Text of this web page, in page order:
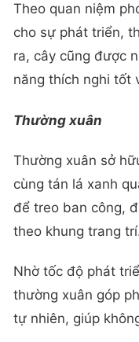
Theo quan niệm
cho sự phát triển,
ra, cây cũng được
năng thích nghi tốt
Thường xuân
Thường xuân sở
cùng tán lá xanh
để treo ban công,
theo khung trang
Nhờ tốc độ phát
thường xuân góp
tự nhiên, giúp